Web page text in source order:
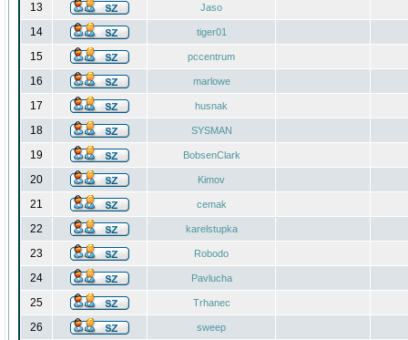
13 Jaso
14 tiger01
15 pccentrum
16 marlowe
17 husnak
18 SYSMAN
19 BobsenClark
20 Kimov
21 cemak
22 karelstupka
23 Robodo
24 Pavlucha
25 Trhanec
26 sweep